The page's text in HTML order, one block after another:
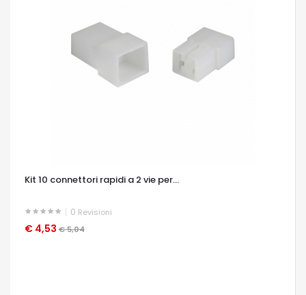
Kit 10 connettori rapidi a 2 vie per...
0 Revisioni
€ 4,53 € 5,04
OCCHIATA VELOCE